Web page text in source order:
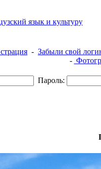
- Забыли свой
-
Пароль: